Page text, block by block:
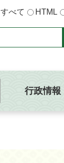
すべて HTML
行政情報